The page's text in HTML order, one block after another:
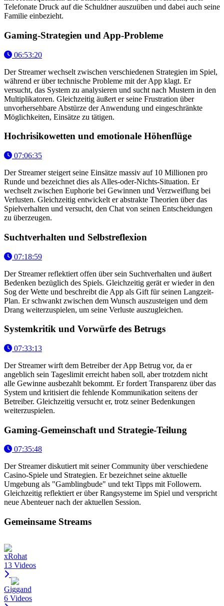
Telefonate Druck auf die Schuldner auszuüben und dabei auch seine
Familie einbezieht.
Gaming-Strategien und App-Probleme
06:53:20
Der Streamer wechselt zwischen verschiedenen Strategien im Spiel,
während er über technische Probleme mit der App klagt. Er
versucht, das System zu analysieren und sucht nach Mustern in den
Multiplikatoren. Gleichzeitig äußert er seine Frustration über
unvorhersehbare Abstürze der Anwendung und eingeschränkte
Möglichkeiten, Einsätze zu tätigen.
Hochrisikowetten und emotionale Höhenflüge
07:06:35
Der Streamer steigert seine Einsätze massiv auf 10 Millionen pro
Runde und bezeichnet dies als Alles-oder-Nichts-Situation. Er
wechselt zwischen Euphorie bei Gewinnen und Verzweiflung bei
Verlusten. Gleichzeitig entwickelt er abstrakte Theorien über das
Spielverhalten und versucht, den Chat von seinen Entscheidungen
zu überzeugen.
Suchtverhalten und Selbstreflexion
07:18:59
Der Streamer reflektiert offen über sein Suchtverhalten und äußert
Bedenken bezüglich des Spiels. Gleichzeitig gerät er wieder in den
Sog der Wette und beschreibt die App als Gift für seinen Langzeit-
Plan. Er schwankt zwischen dem Wunsch auszusteigen und dem
Drang weiterzuspielen, um seine Verluste auszugleichen.
Systemkritik und Vorwürfe des Betrugs
07:33:13
Der Streamer wirft dem Betreiber der App Betrug vor, da er
angeblich sein Tageslimit erreicht haben soll, aber trotzdem nicht
alle Gewinne ausbezahlt bekommt. Er fordert Transparenz über das
System und kritisiert die fehlende Kommunikation seitens der
Betreiber. Gleichzeitig versucht er, trotz seiner Bedenkungen
weiterzuspielen.
Gaming-Gemeinschaft und Strategie-Teilung
07:35:48
Der Streamer diskutiert mit seiner Community über verschiedene
Casino-Spiele und Strategien. Er bezeichnet seine aktuelle
Umgebung als "Gamblingbude" und tekt Tipps mit Followern.
Gleichzeitig reflektiert er über Rangsysteme im Spiel und verspricht
neue Abenteuer nach der aktuellen Session.
Gemeinsame Streams
xRohat
13 Videos
Giggand
6 Videos